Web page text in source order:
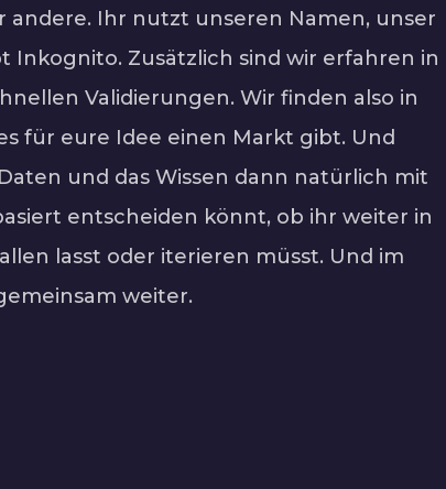
andere. Ihr nutzt unseren Namen, unser
Inkognito. Zusätzlich sind wir erfahren in
Validierungen. Wir finden also in
für eure Idee einen Markt gibt. Und
und das Wissen dann natürlich mit
entscheiden könnt, ob ihr weiter in
lasst oder iterieren müsst. Und im
weiter.